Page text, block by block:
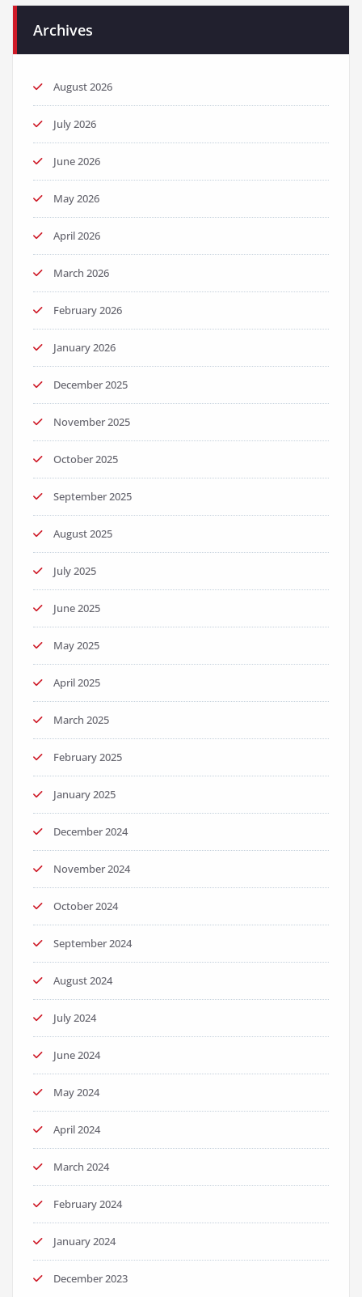
Archives
August 2026
July 2026
June 2026
May 2026
April 2026
March 2026
February 2026
January 2026
December 2025
November 2025
October 2025
September 2025
August 2025
July 2025
June 2025
May 2025
April 2025
March 2025
February 2025
January 2025
December 2024
November 2024
October 2024
September 2024
August 2024
July 2024
June 2024
May 2024
April 2024
March 2024
February 2024
January 2024
December 2023